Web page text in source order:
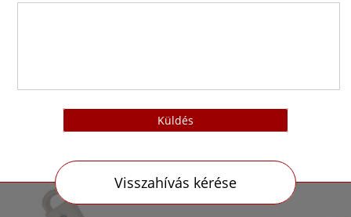
Küldés
Visszahívás kérése